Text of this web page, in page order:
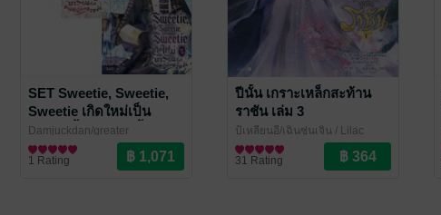
SET Sweetie, Sweetie,
Sweetie เกิดใหม่เป็น
บารอนทั้งที ดันมีหนี้ท่วมหัว
ซะงั้น เล่ม 1-4 (จบ)
Damjuckdan/greater
than/DAMJUCKDAN / Lilac
Novel
นิยายวาย Boy Love / Yaoi
1 Rating
ปีนั้น เกราะเหล็กสะท้าน
ราชัน เล่ม 3
ปู้เหลียนอี/เฉินซุ่นเจิน / Lilac
Novel
นิยายวาย Boy Love / Yaoi
31 Rating